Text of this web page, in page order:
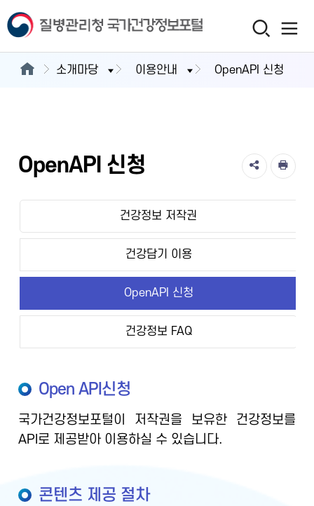
소개마당 이용안내 OpenAPI 신청
OpenAPI 신청
건강정보 저작권
건강담기 이용
OpenAPI 신청
건강정보 FAQ
Open API신청
국가건강정보포털이 저작권을 보유한 건강정보를
API로 제공받아 이용하실 수 있습니다.
콘텐츠 제공 절차